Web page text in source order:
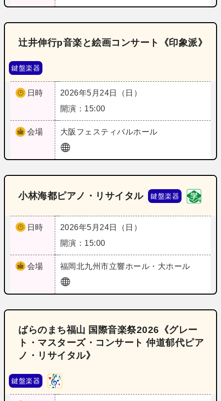
辻井伸行p音楽と絵画コンサート《印象派》
鍵盤楽器
日時
2026年5月24日（日）
開演：15:00
会場 大阪 フェスティバルホール
小林海都ピアノ・リサイタル 鍵盤楽器
日時
2026年5月24日（日）
開演：15:00
会場 福岡北九州市立響ホール・大ホール
ばらのまち福山 国際音楽祭2026《グレー
ト・マスターズ・コンサート 仲道郁代ピア
ノ・リサイタル》
鍵盤楽器